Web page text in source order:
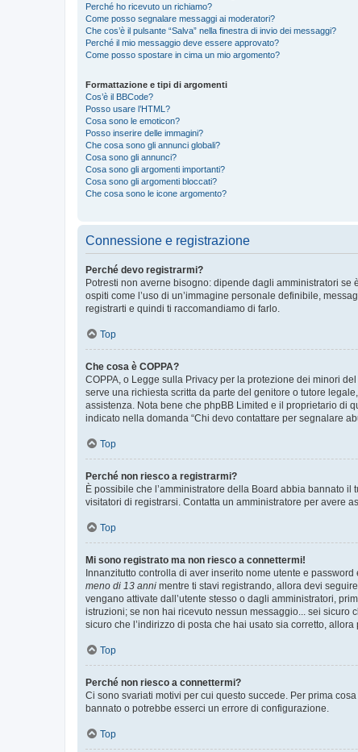
Perché ho ricevuto un richiamo?
Come posso segnalare messaggi ai moderatori?
Che cos’è il pulsante “Salva” nella finestra di invio dei messaggi?
Perché il mio messaggio deve essere approvato?
Come posso spostare in cima un mio argomento?
Formattazione e tipi di argomenti
Cos’è il BBCode?
Posso usare l’HTML?
Cosa sono le emoticon?
Posso inserire delle immagini?
Che cosa sono gli annunci globali?
Cosa sono gli annunci?
Cosa sono gli argomenti importanti?
Cosa sono gli argomenti bloccati?
Che cosa sono le icone argomento?
Connessione e registrazione
Perché devo registrarmi?
Potresti non averne bisogno: dipende dagli amministratori
ospiti come l’uso di un’immagine personale definibile,
registrarti e quindi ti raccomandiamo di farlo.
Top
Che cosa è COPPA?
COPPA, o Legge sulla Privacy per la protezione dei minori
serve una richiesta scritta da parte del genitore o tutore
assistenza. Nota bene che phpBB Limited e il proprietario di
indicato nella domanda “Chi devo contattare per segnalare
Top
Perché non riesco a registrarmi?
È possibile che l’amministratore della Board abbia bannato
visitatori di registrarsi. Contatta un amministratore per avere
Top
Mi sono registrato ma non riesco a connettermi!
Innanzitutto controlla di aver inserito nome utente e
meno di 13 anni mentre ti stavi registrando, allora devi
vengano attivate dall’utente stesso o dagli amministratori,
istruzioni; se non hai ricevuto nessun messaggio... sei sicuro
sicuro che l’indirizzo di posta che hai usato sia corretto, allora
Top
Perché non riesco a connettermi?
Ci sono svariati motivi per cui questo succede. Per prima
bannato o potrebbe esserci un errore di configurazione.
Top